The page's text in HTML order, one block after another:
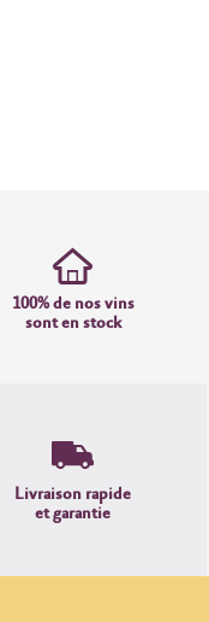
100% de nos vins
sont en stock
Livraison rapide
et garantie